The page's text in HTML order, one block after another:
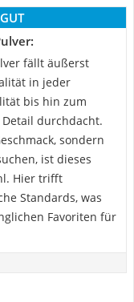
GUT
fällt äußerst
in jeder
bis hin zum
durchdacht.
sondern
ist dieses
Hier trifft
Standards, was
Favoriten für